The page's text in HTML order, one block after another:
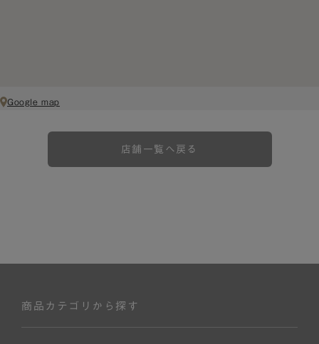
Google map
店舗一覧へ戻る
商品カテゴリから探す